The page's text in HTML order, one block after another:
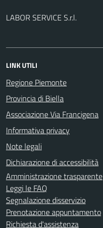
LABOR SERVICE S.r.l.
LINK UTILI
Regione Piemonte
Provincia di Biella
Associazione Via Francigena
Informativa privacy
Note legali
Dichiarazione di accessibilità
Amministrazione trasparente
Leggi le FAQ
Segnalazione disservizio
Prenotazione appuntamento
Richiesta d'assistenza